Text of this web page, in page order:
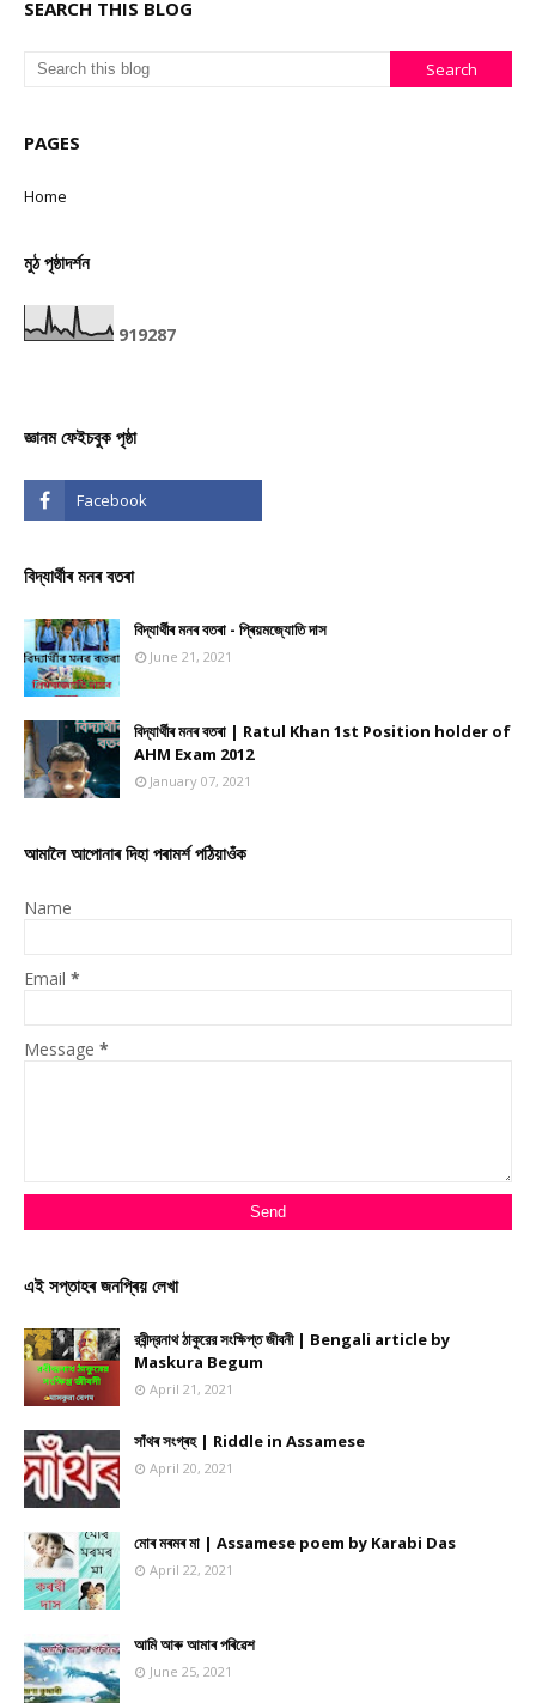
SEARCH THIS BLOG
PAGES
Home
মুঠ পৃষ্ঠাদৰ্শন
919287
জ্ঞানম ফেইচবুক পৃষ্ঠা
বিদ্যাৰ্থীৰ মনৰ বতৰা
বিদ্যাৰ্থীৰ মনৰ বতৰা - প্ৰিয়মজ্যোতি দাস
June 21, 2021
বিদ্যাৰ্থীৰ মনৰ বতৰা | Ratul Khan 1st Position holder of
AHM Exam 2012
January 07, 2021
আমালৈ আপোনাৰ দিহা পৰামৰ্শ পঠিয়াওঁক
Name
Email *
Message *
এই সপ্তাহৰ জনপ্ৰিয় লেখা
রবীন্দ্রনাথ ঠাকুরের সংক্ষিপ্ত জীবনী | Bengali article by
Maskura Begum
April 21, 2021
সাঁথৰ সংগ্ৰহ | Riddle in Assamese
April 20, 2021
মোৰ মৰমৰ মা | Assamese poem by Karabi Das
April 22, 2021
আমি আৰু আমাৰ পৰিৱেশ
June 25, 2021